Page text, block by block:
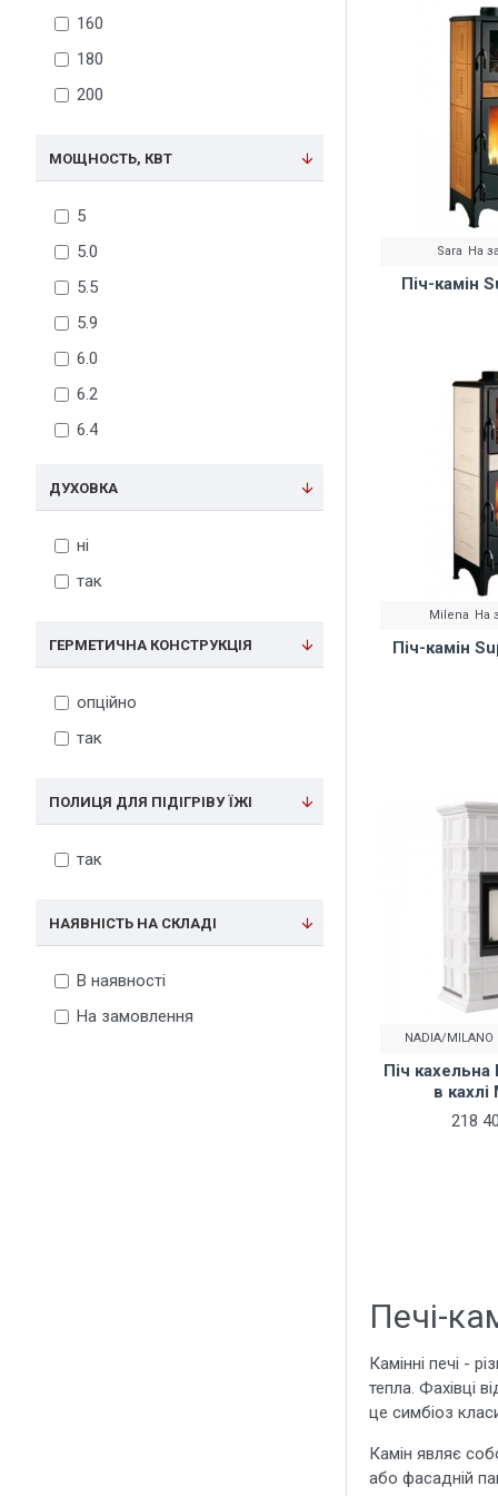
МОЩНОСТЬ, КВТ
5
5.0
5.5
5.9
6.0
6.2
6.4
7.0
7.9
8.2
8.3
9.5
10
12.5
160
180
200
ДУХОВКА
ні
так
ГЕРМЕТИЧНА КОНСТРУКЦІЯ
опційно
так
ПОЛИЦЯ ДЛЯ ПІДІГРІВУ ЇЖІ
так
НАЯВНІСТЬ НА СКЛАДІ
В наявності
На замовлення
Sara На
Піч-камін
Milena На
Піч-камін
NADIA/MILANO
Піч кахельна
в кахлі
218
Печі-
Камінні печі -
тепла. Фахівці
це симбіоз
Камін являє
або фасадній